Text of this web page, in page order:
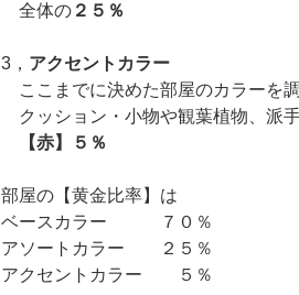
全体の ２５％
3， アクセントカラー
ここまでに決めた部屋のカラーを調
クッション・小物や観葉植物、派
【赤】５％
部屋の【黄金比率】は
ベースカラー ７０％
アソートカラー ２５％
アクセントカラー ５％